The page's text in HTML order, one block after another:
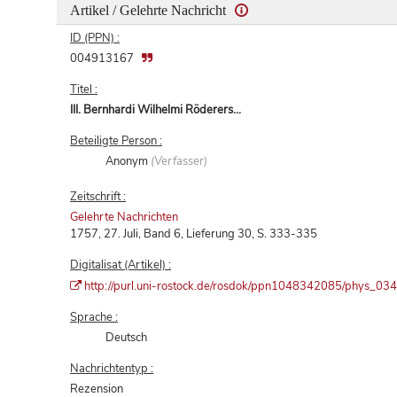
Artikel / Gelehrte Nachricht
ID (PPN) :
004913167
Titel :
III. Bernhardi Wilhelmi Röderers...
Beteiligte Person :
Anonym (Verfasser)
Zeitschrift :
Gelehrte Nachrichten
1757, 27. Juli, Band 6, Lieferung 30, S. 333-335
Digitalisat (Artikel) :
http://purl.uni-rostock.de/rosdok/ppn1048342085/
Sprache :
Deutsch
Nachrichtentyp :
Rezension